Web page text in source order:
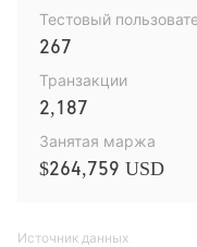
Тестовый
267
Транзакции
2,187
Занятая маржа
$264,759 USD
Источник данных